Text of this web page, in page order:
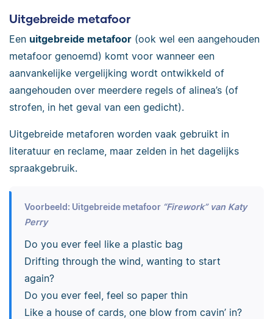
Uitgebreide metafoor
Een uitgebreide metafoor (ook wel een aangehouden
metafoor genoemd) komt voor wanneer een
aanvankelijke vergelijking wordt ontwikkeld of
aangehouden over meerdere regels of alinea’s (of
strofen, in het geval van een gedicht).
Uitgebreide metaforen worden vaak gebruikt in
literatuur en reclame, maar zelden in het dagelijks
spraakgebruik.
Voorbeeld: Uitgebreide metafoor “Firework” van Katy
Perry
Do you ever feel like a plastic bag
Drifting through the wind, wanting to start
again?
Do you ever feel, feel so paper thin
Like a house of cards, one blow from cavin’ in?